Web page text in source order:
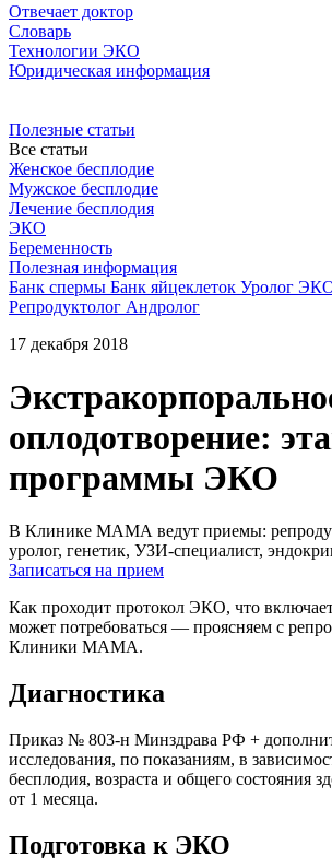
Отвечает доктор
Словарь
Технологии ЭКО
Юридическая информация
Полезные статьи
Все статьи
Женское бесплодие
Мужское бесплодие
Лечение бесплодия
ЭКО
Беременность
Полезная информация
Банк спермы Банк яйцеклеток Уролог ЭКО
Репродуктолог Андролог
17 декабря 2018
оплодотворение:
программы ЭКО
В Клинике МАМА ведут приемы:
уролог, генетик, УЗИ-специалист,
Записаться на прием
Как проходит протокол ЭКО, что
может потребоваться — проясняем с
Клиники МАМА.
Диагностика
Приказ № 803-н Минздрава РФ +
исследования, по показаниям, в
бесплодия, возраста и общего состояния
от 1 месяца.
Подготовка к ЭКО